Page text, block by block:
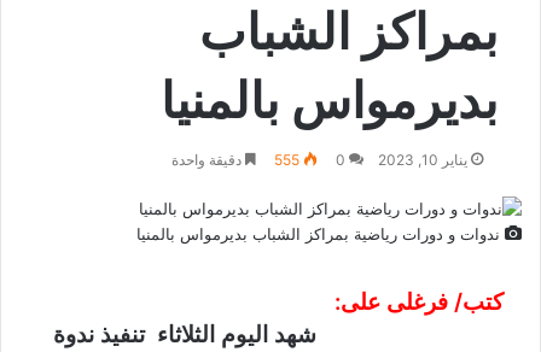
بمراكز الشباب
بديرمواس بالمنيا
يناير 10, 2023 0
555 دقيقة واحدة
ندوات و دورات رياضية بمراكز الشباب بديرمواس بالمنيا
كتب/ فرغلى على:
شهد اليوم الثلاثاء تنفيذ ندوة